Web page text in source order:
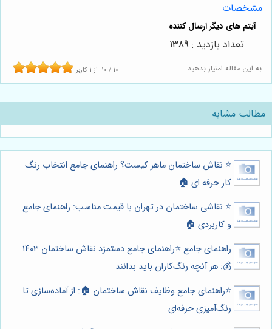
مشخصات
به این مقاله امتیاز بدهید : 10 / 10 از 1 کاربر
تعداد بازدید : 1389
مطالب مشابه
⭐️ نقاش ساختمان ماهر کیست؟ راهنمای جامع انتخاب رنگ
کار حرفه ای 🏠
⭐️ نقاشی ساختمان در تهران با قیمت مناسب: راهنمای جامع
و کاربردی 🏠
راهنمای جامع ⭐️راهنمای جامع دستمزد نقاش ساختمان ۱۴۰۳
💰: هر آنچه رنگ‌کاران باید بدانند
⭐️راهنمای جامع وظایف نقاش ساختمان 🏠: از آماده‌سازی تا
رنگ‌آمیزی حرفه‌ای